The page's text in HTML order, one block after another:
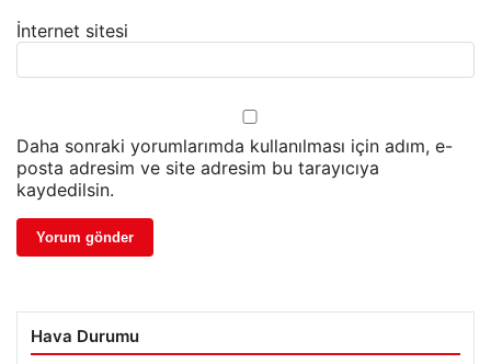
İnternet sitesi
Daha sonraki yorumlarımda kullanılması için adım, e-
posta adresim ve site adresim bu tarayıcıya
kaydedilsin.
Hava Durumu